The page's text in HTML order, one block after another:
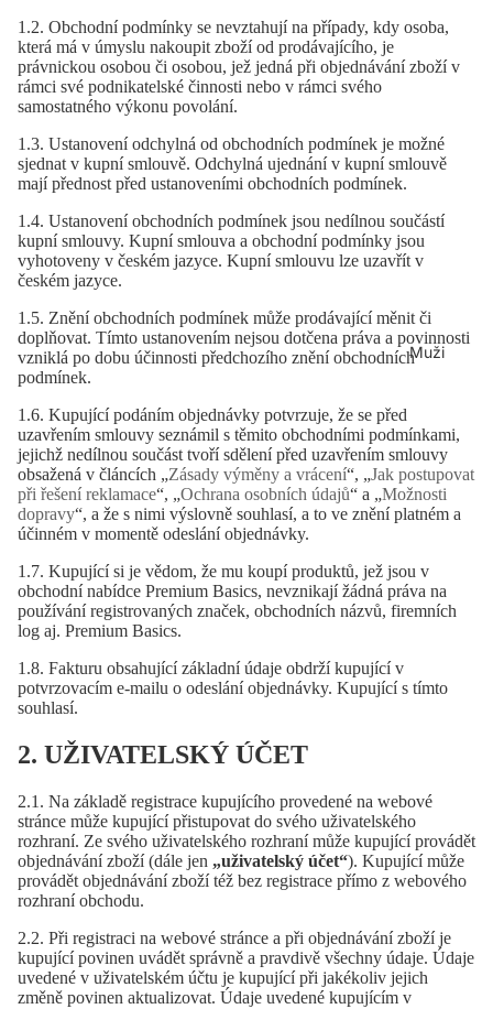
Muži
1.2. Obchodní podmínky se nevztahují na případy, kdy osoba,
která má v úmyslu nakoupit zboží od prodávajícího, je
právnickou osobou či osobou, jež jedná při objednávání zboží v
rámci své podnikatelské činnosti nebo v rámci svého
samostatného výkonu povolání.
1.3. Ustanovení odchylná od obchodních podmínek je možné
sjednat v kupní smlouvě. Odchylná ujednání v kupní smlouvě
mají přednost před ustanoveními obchodních podmínek.
1.4. Ustanovení obchodních podmínek jsou nedílnou součástí
kupní smlouvy. Kupní smlouva a obchodní podmínky jsou
vyhotoveny v českém jazyce. Kupní smlouvu lze uzavřít v
českém jazyce.
1.5. Znění obchodních podmínek může prodávající měnit či
doplňovat. Tímto ustanovením nejsou dotčena práva a povinnosti
vzniklá po dobu účinnosti předchozího znění obchodních
podmínek.
1.6. Kupující podáním objednávky potvrzuje, že se před
uzavřením smlouvy seznámil s těmito obchodními podmínkami,
jejichž nedílnou součást tvoří sdělení před uzavřením smlouvy
obsažená v článcích „Zásady výměny a vrácení“, „Jak postupovat
při řešení reklamace“, „Ochrana osobních údajů“ a „Možnosti
dopravy“, a že s nimi výslovně souhlasí, a to ve znění platném a
účinném v momentě odeslání objednávky.
1.7. Kupující si je vědom, že mu koupí produktů, jež jsou v
obchodní nabídce Premium Basics, nevznikají žádná práva na
používání registrovaných značek, obchodních názvů, firemních
log aj. Premium Basics.
1.8. Fakturu obsahující základní údaje obdrží kupující v
potvrzovacím e-mailu o odeslání objednávky. Kupující s tímto
souhlasí.
2. UŽIVATELSKÝ ÚČET
2.1. Na základě registrace kupujícího provedené na webové
stránce může kupující přistupovat do svého uživatelského
rozhraní. Ze svého uživatelského rozhraní může kupující provádět
objednávání zboží (dále jen „uživatelský účet“). Kupující může
provádět objednávání zboží též bez registrace přímo z webového
rozhraní obchodu.
2.2. Při registraci na webové stránce a při objednávání zboží je
kupující povinen uvádět správně a pravdivě všechny údaje. Údaje
uvedené v uživatelském účtu je kupující při jakékoliv jejich
změně povinen aktualizovat. Údaje uvedené kupujícím v